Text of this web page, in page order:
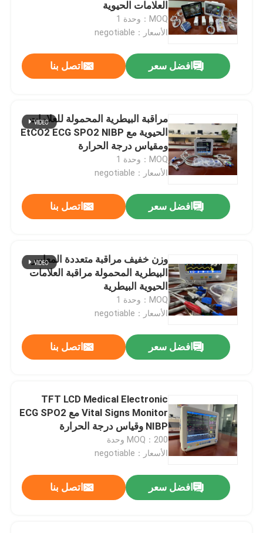
العلامات الحيوية
MOQ：وحدة 1
الأسعار：negotiable
افضل سعر اتصل بنا
مراقبة البيطرية المحمولة للعلامات
الحيوية مع EtCO2 ECG SPO2 NIBP
ومقياس درجة الحرارة
MOQ：وحدة 1
الأسعار：negotiable
افضل سعر اتصل بنا
وزن خفيف مراقبة متعددة المعايير
البيطرية المحمولة مراقبة العلامات
الحيوية البيطرية
MOQ：وحدة 1
الأسعار：negotiable
افضل سعر اتصل بنا
TFT LCD Medical Electronic
Vital Signs Monitor مع ECG SPO2
NIBP وقياس درجة الحرارة
MOQ：200 وحدة
الأسعار：negotiable
افضل سعر اتصل بنا